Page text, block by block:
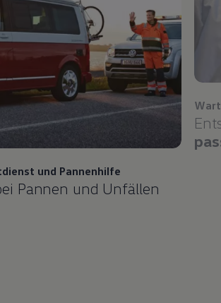
und Pannenhilfe
Pannen und Unfällen